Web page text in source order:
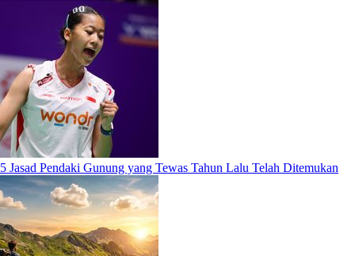
5 Jasad Pendaki Gunung yang Tewas Tahun Lalu Telah Ditemukan